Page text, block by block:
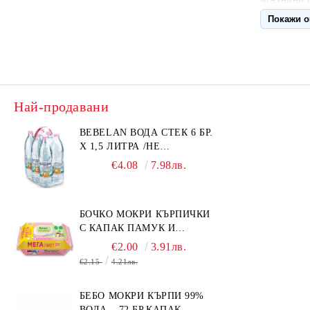
Покажи
Най-продавани
BEBELAN ВОДА СТЕК 6 БР.
Х 1,5 ЛИТРА /НЕ
ИЗПРАЩАМЕ С КУРИЕР/
€4.08 7.98лв.
БОЧКО МОКРИ КЪРПИЧКИ
С КАПАК ПАМУК И
СМРАДЛИКА 120БР.
€2.00 3.91лв.
€2.15 4.21лв.
БЕБО МОКРИ КЪРПИ 99%